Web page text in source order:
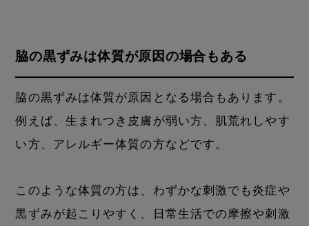
脇の黒ずみは体質が原因の場合もある
脇の黒ずみは体質が原因となる場合もあります。
例えば、生まれつき皮膚が弱い方、肌荒れしやす
い方、アレルギー体質の方などです。
このような体質の方は、わずかな刺激でも炎症や
黒ずみが起こりやすく、日常生活での摩擦や刺激